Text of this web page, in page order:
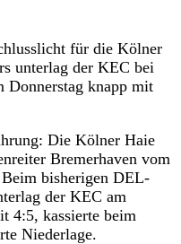
für die Kölner
unterlag der KEC bei
Donnerstag knapp mit
Die Kölner Haie
Bremerhaven vom
bisherigen DEL-
der KEC am
4:5, kassierte beim
Niederlage.